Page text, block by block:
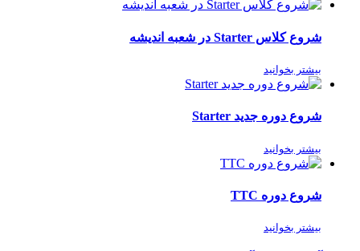
شروع کلاس Starter در شعبه اندیشه
بیشتر بخوانید
شروع دوره جدید Starter
بیشتر بخوانید
شروع دوره TTC
بیشتر بخوانید